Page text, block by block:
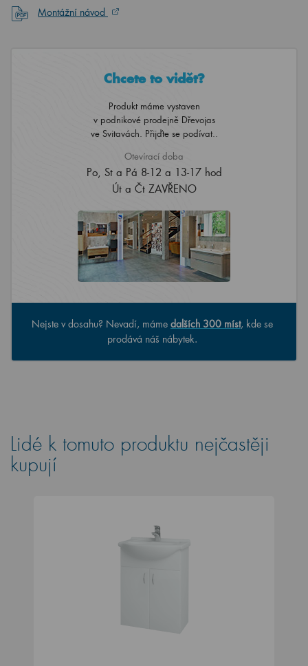
Montážní návod
Chcete to vidět?
Produkt máme vystaven
v podnikové prodejně Dřevojas
ve Svitavách. Přijďte se podívat..
Otevírací doba
Po, St a Pá 8-12 a 13-17 hod
Út a Čt ZAVŘENO
Nejste v dosahu? Nevadí, máme dalších 300 míst, kde se
prodává náš nábytek.
Lidé k tomuto produktu nejčastěji
kupují